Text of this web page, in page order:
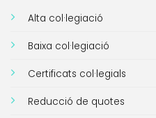
Alta col·legiació
Baixa col·legiació
Certificats col·legials
Reducció de quotes